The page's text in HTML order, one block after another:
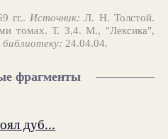
гг.. Источник: Л. Н. Толстой.
томах. Т. 3,4. М., "Лексика",
библиотеку: 24.04.04.
фрагменты
дуб...